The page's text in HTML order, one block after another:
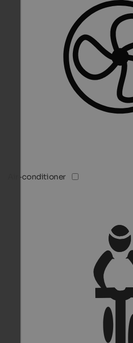
Air-conditioner